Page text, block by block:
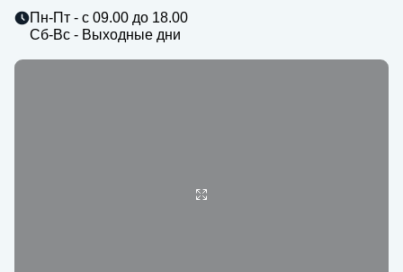
Пн-Пт - с 09.00 до 18.00
Сб-Вс - Выходные дни